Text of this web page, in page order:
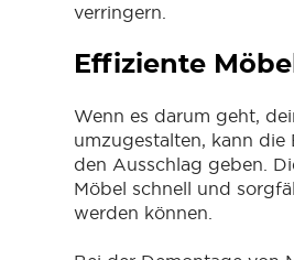
verringern.
Effiziente
Wenn es darum geht,
umzugestalten, kann
den Ausschlag geben.
Möbel schnell und
werden können.